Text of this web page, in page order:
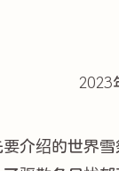
2023
介绍的世界